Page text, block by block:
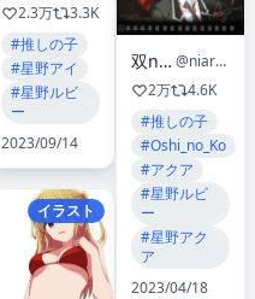
2.3万
3.3K
#推しの子
#星野アイ
#星野ルビ
ー
2023/09/14
イラスト
双niarss
@niarss625
2万
4.6K
#推しの子
#Oshi_no_Ko
#アクア
#星野ルビ
ー
#星野アク
ア
2023/04/18